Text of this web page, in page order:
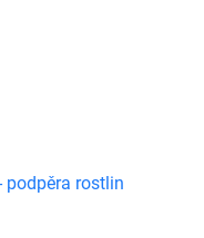
podpěra rostlin